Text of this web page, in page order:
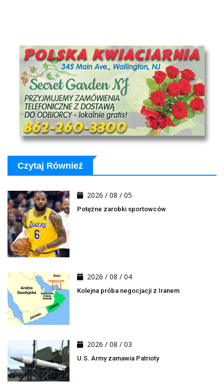
Czytaj Również
2026 / 08 / 05
Potężne zarobki sportowców
2026 / 08 / 04
Kolejna próba negocjacji z Iranem
2026 / 08 / 03
U.S. Army zamawia Patrioty